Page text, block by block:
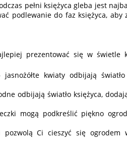
pełni księżyca gleba jest
podlewanie do faz księżyca, aby
prezentować się w świetle
kwiaty odbijają
odbijają światło księżyca,
mogą podkreślić piękno
pozwolą Ci cieszyć się ogrodem